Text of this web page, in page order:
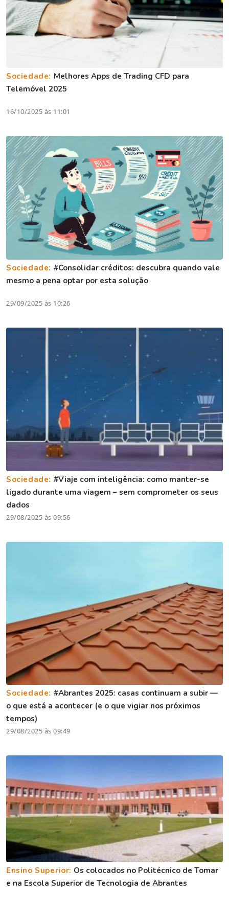
Sociedade: Melhores Apps de Trading CFD para
Telemóvel 2025
16/10/2025 às 11:01
Sociedade: #Consolidar créditos: descubra quando vale
mesmo a pena optar por esta solução
29/09/2025 às 10:26
Sociedade: #Viaje com inteligência: como manter-se
ligado durante uma viagem – sem comprometer os seus
dados
29/08/2025 às 09:56
Sociedade: #Abrantes 2025: casas continuam a subir —
o que está a acontecer (e o que vigiar nos próximos
tempos)
29/08/2025 às 09:49
Ensino Superior: Os colocados no Politécnico de Tomar
e na Escola Superior de Tecnologia de Abrantes